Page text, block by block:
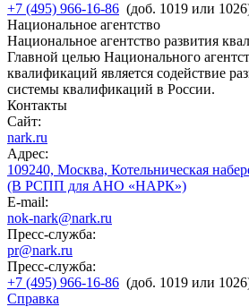
+7 (495) 966-16-86 (доб. 1019 или
Национальное агентство
Национальное агентство развития
Главной целью Национального
квалификаций является содействие
системы квалификаций в России.
Контакты
Сайт:
nark.ru
Адрес:
109240, Москва, Котельническая
(В РСПП для АНО «НАРК»)
E-mail:
nok-nark@nark.ru
Пресс-служба:
pr@nark.ru
Пресс-служба:
+7 (495) 966-16-86 (доб. 1019 или
Справка